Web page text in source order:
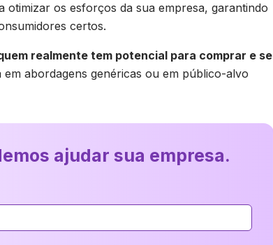
os esforços da sua empresa, garantindo
certos.
realmente tem potencial para comprar e se
abordagens genéricas ou em público-alvo
ajudar sua empresa.